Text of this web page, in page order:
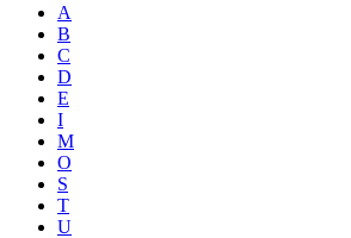
A
B
C
D
E
I
M
O
S
T
U